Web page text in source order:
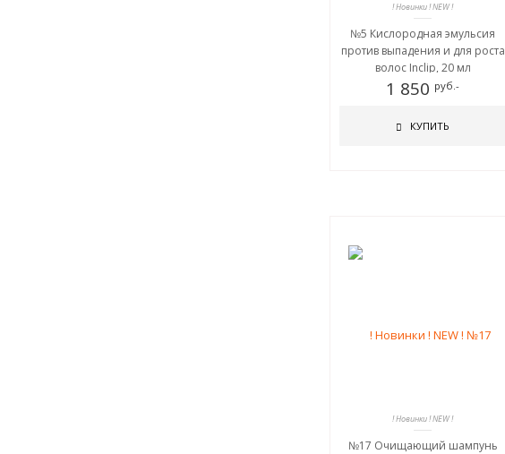
! Новинки ! NEW !
№5 Кислородная эмульсия
против выпадения и для роста
волос Inclip, 20 мл
1 850 руб.-
КУПИТЬ
! Новинки ! NEW !
№17 Очищающий шампунь